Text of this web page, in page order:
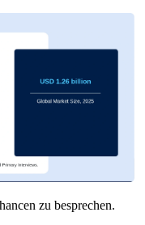
zu besprechen.